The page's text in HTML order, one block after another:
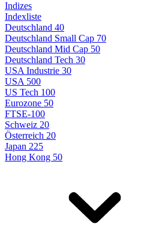
Indizes
Indexliste
Deutschland 40
Deutschland Small Cap 70
Deutschland Mid Cap 50
Deutschland Tech 30
USA Industrie 30
USA 500
US Tech 100
Eurozone 50
FTSE-100
Schweiz 20
Österreich 20
Japan 225
Hong Kong 50